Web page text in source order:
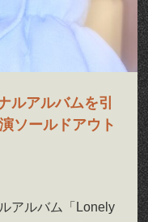
ルアルバムを引
ソールドアウト
アルバム「Lonely